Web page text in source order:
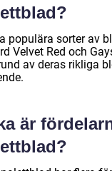
populära sorter av
Velvet Red och
av deras rikliga
är